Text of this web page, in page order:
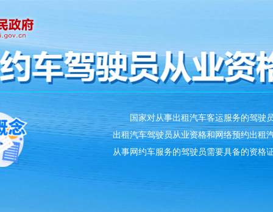
国家对从事出租汽车客运服务的驾驶员
出租汽车驾驶员从业资格和网络预约出租
从事网约车服务的驾驶员需要具备的资格